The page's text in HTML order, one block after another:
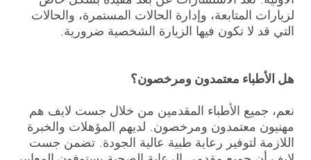
لزيارات المتابعة، وإدارة الحالات المستمرة، والحالات
التي قد لا تكون فيها الزيارة الشخصية ضرورية.
هل الأطباء معتمدون ومرخصون؟
نعم، جميع الأطباء المقدمين من خلال جست لايف هم
مهنيون معتمدون ومرخصون. لديهم المؤهلات والخبرة
اللازمة لتوفير رعاية طبية عالية الجودة. تضمن جست